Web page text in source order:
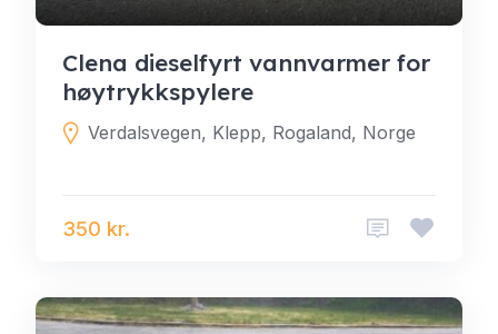
Clena dieselfyrt vannvarmer for
høytrykkspylere
Verdalsvegen, Klepp, Rogaland, Norge
350 kr.